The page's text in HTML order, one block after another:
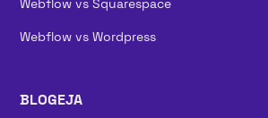
Webflow vs Wordpress
BLOGEJA